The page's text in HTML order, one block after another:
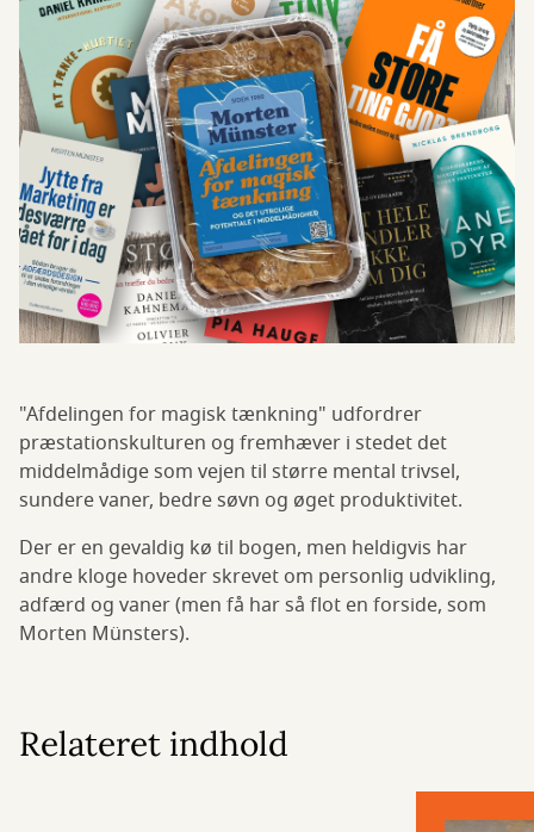
"Afdelingen for magisk tænkning" udfordrer
præstationskulturen og fremhæver i stedet det
middelmådige som vejen til større mental trivsel,
sundere vaner, bedre søvn og øget produktivitet.
Der er en gevaldig kø til bogen, men heldigvis har
andre kloge hoveder skrevet om personlig udvikling,
adfærd og vaner (men få har så flot en forside, som
Morten Münsters).
Relateret indhold